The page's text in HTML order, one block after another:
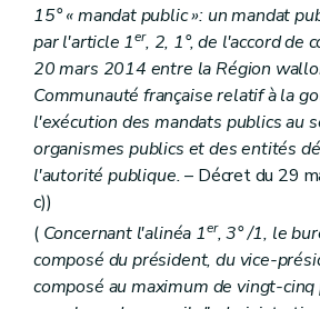
15° « mandat public »: un mandat
par l'article 1er, 2, 1°, de l'accord de
20 mars 2014 entre la Région
Communauté française relatif à la
l'exécution des mandats publics au
organismes publics et des entités
l'autorité publique.– Décret du 29
c))
( Concernant l'alinéa 1er, 3° /1, le
composé du président, du vice-
composé au maximum de vingt-